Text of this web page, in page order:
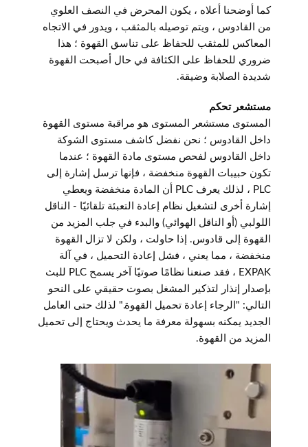
كما أوضحنا أعلاه ، يكون المحرض في النصف العلوي
من القادوس ، ويتم توصيله بالمثقب ، ويدور في الاتجاه
المعاكس للمثقب للحفاظ على تناسق القهوة ؛ هذا
ضروري للحفاظ على الكثافة في حال أصبحت القهوة
شديدة الصلابة وضيقة.
مستشعر تحكم
المستوى مستشعر المستوى هو مراقبة مستوى القهوة
داخل القادوس ؛ نحن نفضل كاشف مستوى الشوكة
داخل القادوس لفحص مستوى مادة القهوة ؛ عندما
تكون حبيبات القهوة منخفضة ، فإنها ترسل إشارة إلى
PLC ، لذلك يعرف PLC أن المادة منخفضة ويعطي
إشارة أخرى لتشغيل نظام إعادة التعبئة تلقائيًا - الناقل
اللولبي (أو الناقل الهوائي) والبدء في جلب المزيد من
القهوة إلى قادوس. إذا حاولت ، ولكن لا تزال القهوة
منخفضة ، مما يعني ، فشل إعادة التحميل ، في آلة
EXPAK ، فقد صنعنا نظامًا صوتيًا آخر يسمح PLC للبث
بإصدار إنذار لتذكير المشغل بصوت حقيقي على النحو
التالي: "الرجاء إعادة تحميل القهوة." لذلك حتى العامل
الجديد يمكنه بسهولة معرفة ما يحدث ويحتاج إلى تحميل
المزيد من القهوة.